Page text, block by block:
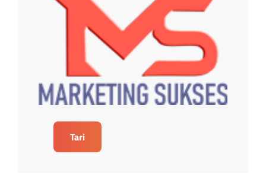
Tari